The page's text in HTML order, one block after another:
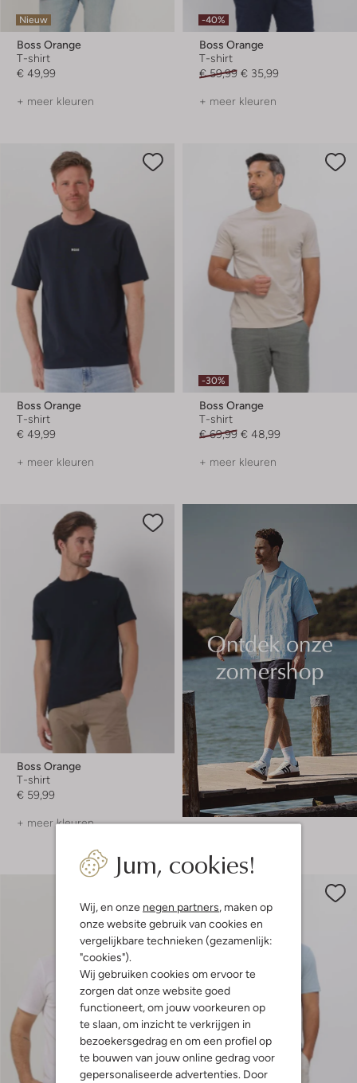
Jum, cookies!
Wij, en onze negen partners , maken op
onze website gebruik van cookies en
vergelijkbare technieken (gezamenlijk:
"cookies").
Wij gebruiken cookies om ervoor te
zorgen dat onze website goed
functioneert, om jouw voorkeuren op
te slaan, om inzicht te verkrijgen in
bezoekersgedrag en om een profiel op
te bouwen van jouw online gedrag voor
gepersonaliseerde advertenties. Door
Nieuw
Boss Orange
T-shirt
€ 49,99
+ meer kleuren
-40%
Boss Orange
T-shirt
€ 59,99 € 35,99
+ meer kleuren
Boss Orange
T-shirt
€ 49,99
+ meer kleuren
-30%
Boss Orange
T-shirt
€ 69,99 € 48,99
+ meer kleuren
Boss Orange
T-shirt
€ 59,99
+ meer kleuren
Shop hier